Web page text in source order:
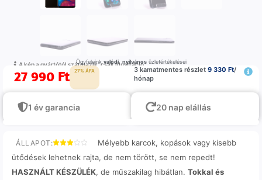
A kép a gyártótól származik, csak illustráció
Ügyfeleinkvalódi,nyilvánosüzletértékelései
27 990 Ft 27% ÁFA 3 kamatmentes részlet 9 330 Ft/
hónap
1 év garancia 20 nap elállás
ÁLLAPOT:
Mélyebb karcok, kopások vagy kisebb
ütődések lehetnek rajta, de nem törött, se nem repedt!
HASZNÁLT KÉSZÜLÉK, de műszakilag hibátlan. Tokkal és